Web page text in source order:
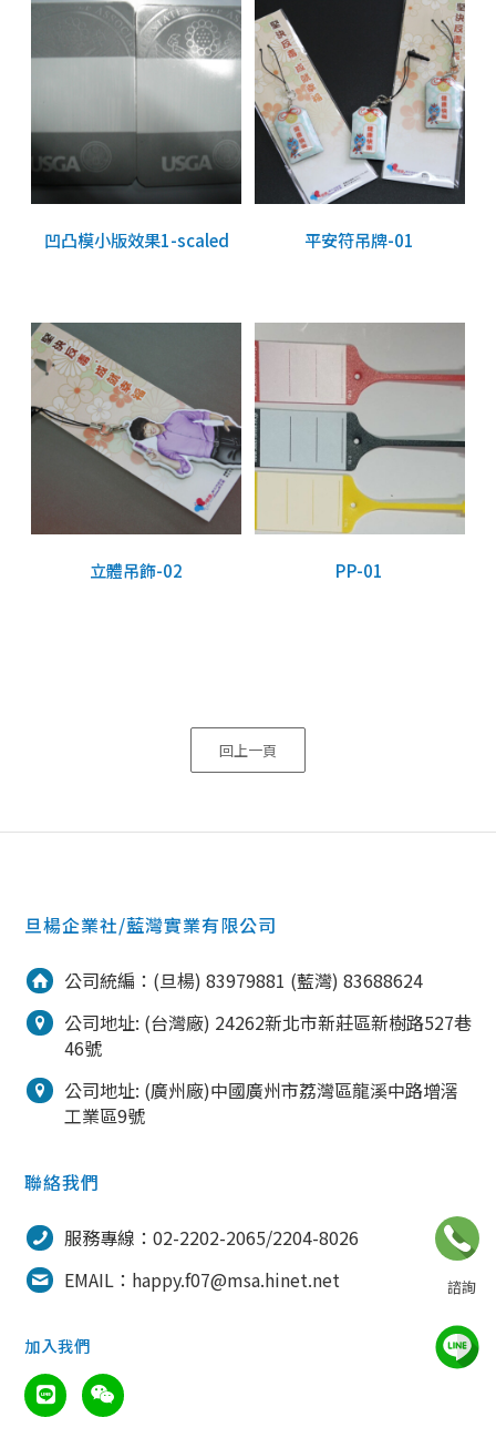
諮詢
電話諮詢為周一到週五 9:00~18:00
六日公休，請至聯絡我們填寫表單
凹凸模小版效果1-scaled 平安符吊牌-01
立體吊飾-02 PP-01
回上一頁
旦楊企業社/藍灣實業有限公司
公司統編：(旦楊) 83979881 (藍灣) 83688624
公司地址: (台灣廠) 24262新北市新莊區新樹路527巷
46號
公司地址: (廣州廠)中國廣州市荔灣區龍溪中路增滘
工業區9號
聯絡我們
服務專線：02-2202-2065/2204-8026
EMAIL：happy.f07@msa.hinet.net
加入我們